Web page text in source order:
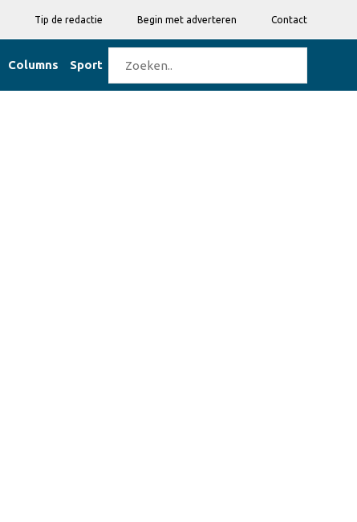
Tip de redactie Begin met adverteren Contact
Columns Sport